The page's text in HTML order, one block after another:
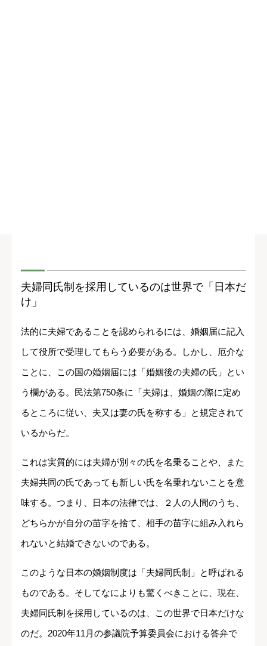
夫婦同氏制を採用しているのは世界で「日本だ
け」
法的に夫婦であることを認められるには、婚姻届に記入
して役所で受理してもらう必要がある。しかし、厄介な
ことに、この国の婚姻届には「婚姻後の夫婦の氏」とい
う欄がある。民法第750条に「夫婦は、婚姻の際に定め
るところに従い、夫又は妻の氏を称する」と規定されて
いるからだ。
これは実質的には夫婦が別々の氏を名乗ることや、また
夫婦共同の氏であっても新しい氏を名乗れないことを意
味する。つまり、日本の法律では、２人の人間のうち、
どちらかが自分の苗字を捨て、相手の苗字に組み入れら
れないと結婚できないのである。
このような日本の婚姻制度は「夫婦同氏制」と呼ばれる
ものである。そしてなによりも驚くべきことに、現在、
夫婦同氏制を採用しているのは、この世界で日本だけな
のだ。2020年11月の参議院予算委員会における答弁で